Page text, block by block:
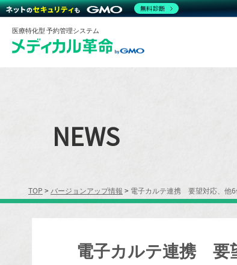
医療特化型 予約管理システム
NEWS
TOP > バージョンアップ情報 > 電子カルテ連携 要望対応、他6
電子カルテ連携 要
無料診断